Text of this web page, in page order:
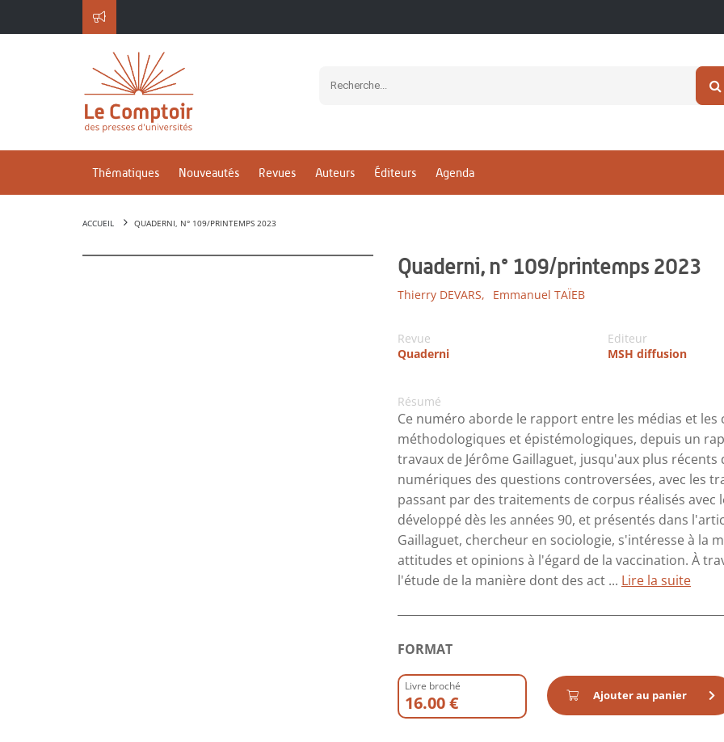
Thématiques Nouveautés Revues Auteurs Éditeurs Agenda
ACCUEIL QUADERNI, N° 109/PRINTEMPS 2023
Quaderni, n° 109/printemps 2023
Thierry DEVARS, Emmanuel TAÏEB
Revue
Quaderni
Editeur
MSH diffusion
Résumé
Ce numéro aborde le rapport entre les médias et
méthodologiques et épistémologiques, depuis un
travaux de Jérôme Gaillaguet, jusqu'aux plus
numériques des questions controversées, avec les
passant par des traitements de corpus réalisés
développé dès les années 90, et présentés dans
Gaillaguet, chercheur en sociologie, s'intéresse à la
attitudes et opinions à l'égard de la vaccination. À
l'étude de la manière dont des act ... Lire la suite
FORMAT
Livre broché
16.00 € Ajouter au panier